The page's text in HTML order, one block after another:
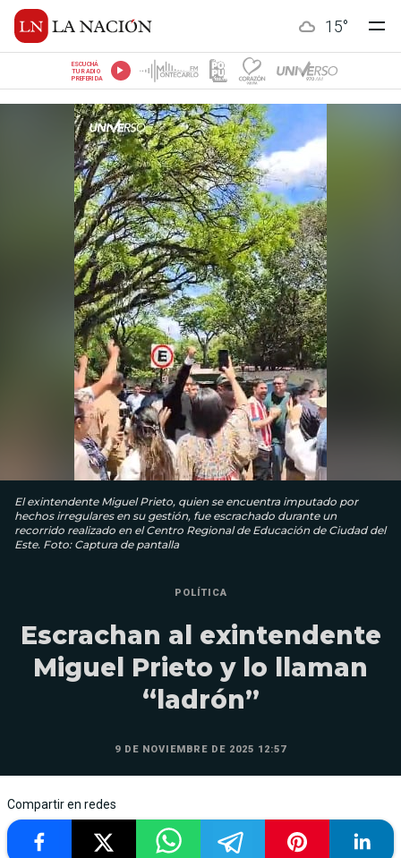
15°
ESCUCHÁ
TU RADIO
PREFERIDA
El exintendente Miguel Prieto, quien se encuentra imputado por
hechos irregulares en su gestión, fue escrachado durante un
recorrido realizado en el Centro Regional de Educación de Ciudad del
Este. Foto: Captura de pantalla
POLÍTICA
Escrachan al exintendente
Miguel Prieto y lo llaman
“ladrón”
9 DE NOVIEMBRE DE 2025 12:57
Compartir en redes